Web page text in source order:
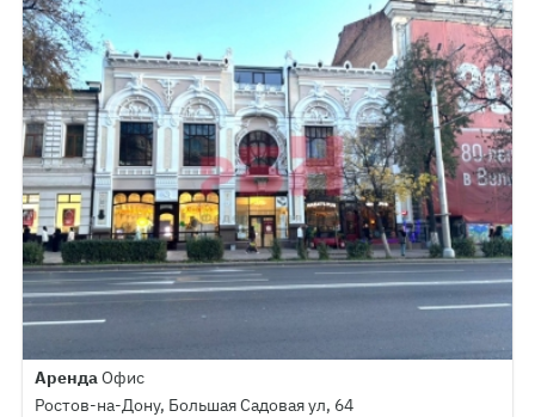
Аренда Офис
Ростов-на-Дону, Большая Садовая ул, 64